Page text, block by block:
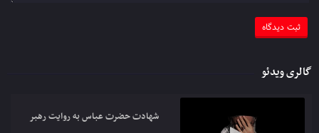
گالری ویدئو
شهادت حضرت عباس به روایت رهبر